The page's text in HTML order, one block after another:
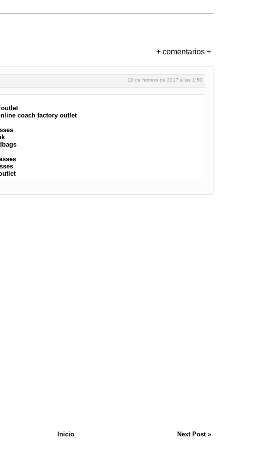
+ comentarios +
10 de febrero de 2017 a las 1:50
coach factory outlet
Next Post »
Inicio